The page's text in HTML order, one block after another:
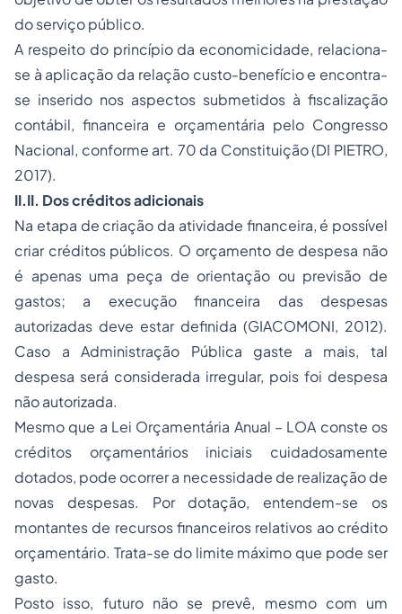
do serviço público.
A respeito do princípio da economicidade, relaciona-
se à aplicação da relação custo-benefício e encontra-
se inserido nos aspectos submetidos à fiscalização
contábil, financeira e orçamentária pelo Congresso
Nacional, conforme art. 70 da Constituição (DI PIETRO,
2017).
II.II. Dos créditos adicionais
Na etapa de criação da atividade financeira, é possível
criar créditos públicos. O orçamento de despesa não
é apenas uma peça de orientação ou previsão de
gastos; a execução financeira das despesas
autorizadas deve estar definida (GIACOMONI, 2012).
Caso a Administração Pública gaste a mais, tal
despesa será considerada irregular, pois foi despesa
não autorizada.
Mesmo que a Lei Orçamentária Anual – LOA conste os
créditos orçamentários iniciais cuidadosamente
dotados, pode ocorrer a necessidade de realização de
novas despesas. Por dotação, entendem-se os
montantes de recursos financeiros relativos ao crédito
orçamentário. Trata-se do limite máximo que pode ser
gasto.
Posto isso, futuro não se prevê, mesmo com um